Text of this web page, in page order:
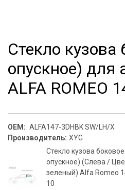
Стекло кузова
опускное) для
ALFA ROMEO
OEM: ALFA147-3DHBK SW/LH/X
Производитель: XYG
Стекло кузова
опускное) (Слева /
зеленый) Alfa Romeo
10